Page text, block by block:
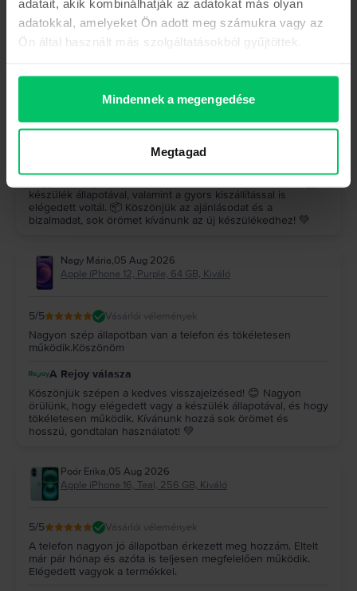
adatait, akik kombinálhatják az adatokat más olyan
adatokkal, amelyeket Ön adott meg számukra vagy az
Ön által használt más szolgáltatásokból gyűjtöttek.
Mindennek a megengedése
Megtagad
Hock József,05 Aug 2026
Samsung Galaxy S23 Ultra 5G Dual Sim, Graphite, 512 GB,
Kiváló
pontos, minden kifogástalanul működik, felülmúlta a
jár
készülék állapotával, valamint a gyors kiszállítással is
elégedett voltál. 📦 Köszönjük az ajánlásodat és a
bizalmadat, sok örömet kívánunk az új készülékedhez! 💚
Nagy Mária,05 Aug 2026
Apple iPhone 12, Purple, 64 GB, Kiváló
5/5 Vásárlói vélemények
Nagyon szép állapotban van a telefon és tökéletesen
működik.Köszönöm
A Rejoy válasza
Köszönjük szépen a kedves visszajelzésed! 😊 Nagyon
örülünk, hogy elégedett vagy a készülék állapotával, és hogy
tökéletesen működik. Kívánunk hozzá sok örömet és
hosszú, gondtalan használatot! 💚
Poór Erika,05 Aug 2026
Apple iPhone 16, Teal, 256 GB, Kiváló
5/5 Vásárlói vélemények
A telefon nagyon jó állapotban érkezett meg hozzám. Eltelt
már pár hónap és azóta is teljesen megfelelően működik.
Elégedett vagyok a termékkel.